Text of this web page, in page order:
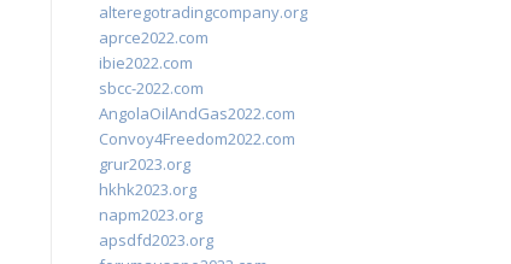
alteregotradingcompany.org
aprce2022.com
ibie2022.com
sbcc-2022.com
AngolaOilAndGas2022.com
Convoy4Freedom2022.com
grur2023.org
hkhk2023.org
napm2023.org
apsdfd2023.org